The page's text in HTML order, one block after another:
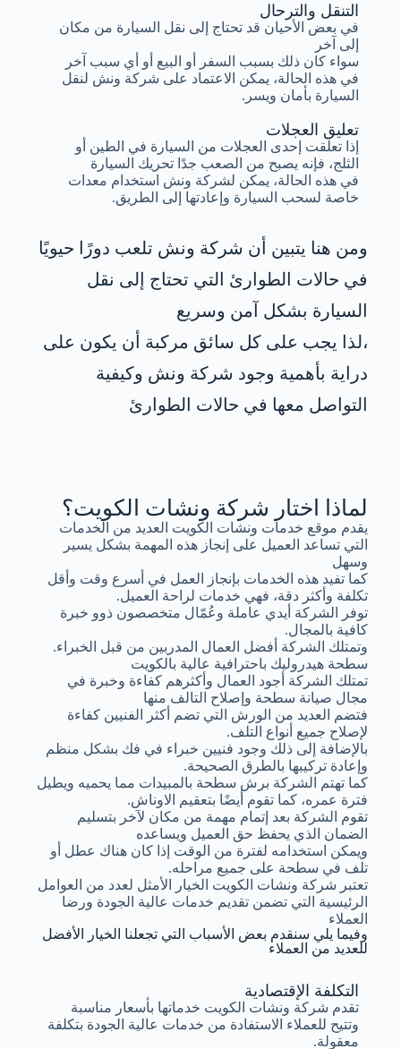
تعليق العجلات
إذا تعلقت إحدى العجلات من السيارة في الطين أو
الثلج، فإنه يصبح من الصعب جدًا تحريك السيارة
في هذه الحالة، يمكن لشركة ونش استخدام معدات
خاصة لسحب السيارة وإعادتها إلى الطريق.
التنقل والترحال
في بعض الأحيان قد تحتاج إلى نقل السيارة من مكان
إلى آخر
سواء كان ذلك بسبب السفر أو البيع أو أي سبب آخر
في هذه الحالة، يمكن الاعتماد على شركة ونش لنقل
السيارة بأمان ويسر.
ومن هنا يتبين أن شركة ونش تلعب دورًا حيويًا
في حالات الطوارئ التي تحتاج إلى نقل
السيارة بشكل آمن وسريع
،لذا يجب على كل سائق مركبة أن يكون على
دراية بأهمية وجود شركة ونش وكيفية
التواصل معها في حالات الطوارئ
لماذا اختار شركة ونشات الكويت؟
يقدم موقع خدمات ونشات الكويت العديد من الخدمات
التي تساعد العميل على إنجاز هذه المهمة بشكل يسير
وسهل
كما تفيد هذه الخدمات بإنجاز العمل في أسرع وقت وأقل
تكلفة وأكثر دقة، فهي خدمات لراحة العميل.
توفر الشركة أيدي عاملة وعُمّال متخصصون ذوو خبرة
كافية بالمجال.
وتمتلك الشركة أفضل العمال المدربين من قبل الخبراء.
سطحة هيدروليك باحترافية عالية بالكويت
تمتلك الشركة أجود العمال وأكثرهم كفاءة وخبرة في
مجال صيانة سطحة وإصلاح التالف منها
فتضم العديد من الورش التي تضم أكثر الفنيين كفاءة
لإصلاح جميع أنواع التلف.
بالإضافة إلى ذلك وجود فنيين خبراء في فك بشكل منظم
وإعادة تركيبها بالطرق الصحيحة.
كما تهتم الشركة برش سطحة بالمبيدات مما يحميه ويطيل
فترة عمره، كما تقوم أيضًا بتعقيم الاوناش.
تقوم الشركة بعد إتمام مهمة من مكان لآخر بتسليم
الضمان الذي يحفظ حق العميل ويساعده
ويمكن استخدامه لفترة من الوقت إذا كان هناك عطل أو
تلف في سطحة على جميع مراحله.
تعتبر شركة ونشات الكويت الخيار الأمثل لعدد من العوامل
الرئيسية التي تضمن تقديم خدمات عالية الجودة ورضا
العملاء
وفيما يلي سنقدم بعض الأسباب التي تجعلنا الخيار الأفضل
للعديد من العملاء
التكلفة الإقتصادية
تقدم شركة ونشات الكويت خدماتها بأسعار مناسبة
وتتيح للعملاء الاستفادة من خدمات عالية الجودة بتكلفة
معقولة.